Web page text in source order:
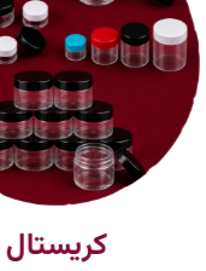
کریستال